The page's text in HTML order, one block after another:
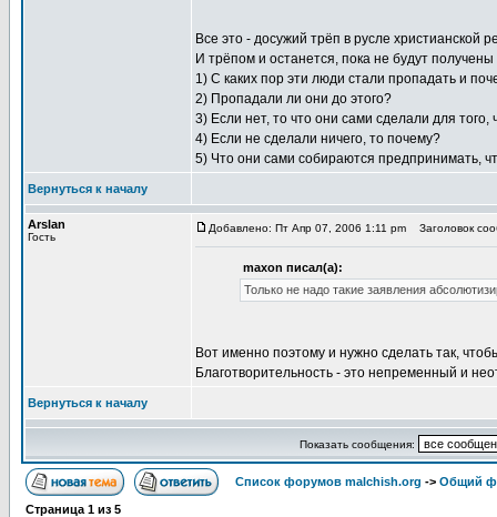
Все это - досужий трёп в русле христианской
И трёпом и останется, пока не будут
1) С каких пор эти люди стали пропадать и
2) Пропадали ли они до этого?
3) Если нет, то что они сами сделали для
4) Если не сделали ничего, то почему?
5) Что они сами собираются предпринимать,
Вернуться к началу
Arslan
Гость
Добавлено: Пт Апр 07, 2006 1:11 pm Заголовок
maxon писал(а):
Только не надо такие заявления
Вот именно поэтому и нужно сделать так,
Благотворительность - это непременный и
Вернуться к началу
Показать сообщения:
Список форумов malchish.org -> Общий
Страница 1 из 5